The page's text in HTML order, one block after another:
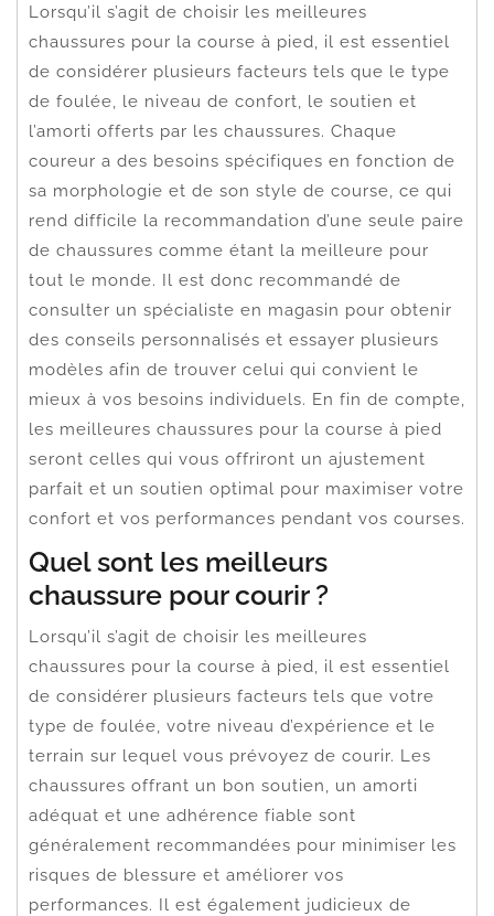
Lorsqu’il s’agit de choisir les meilleures
chaussures pour la course à pied, il est essentiel
de considérer plusieurs facteurs tels que le type
de foulée, le niveau de confort, le soutien et
l’amorti offerts par les chaussures. Chaque
coureur a des besoins spécifiques en fonction de
sa morphologie et de son style de course, ce qui
rend difficile la recommandation d’une seule paire
de chaussures comme étant la meilleure pour
tout le monde. Il est donc recommandé de
consulter un spécialiste en magasin pour obtenir
des conseils personnalisés et essayer plusieurs
modèles afin de trouver celui qui convient le
mieux à vos besoins individuels. En fin de compte,
les meilleures chaussures pour la course à pied
seront celles qui vous offriront un ajustement
parfait et un soutien optimal pour maximiser votre
confort et vos performances pendant vos courses.
Quel sont les meilleurs
chaussure pour courir ?
Lorsqu’il s’agit de choisir les meilleures
chaussures pour la course à pied, il est essentiel
de considérer plusieurs facteurs tels que votre
type de foulée, votre niveau d’expérience et le
terrain sur lequel vous prévoyez de courir. Les
chaussures offrant un bon soutien, un amorti
adéquat et une adhérence fiable sont
généralement recommandées pour minimiser les
risques de blessure et améliorer vos
performances. Il est également judicieux de